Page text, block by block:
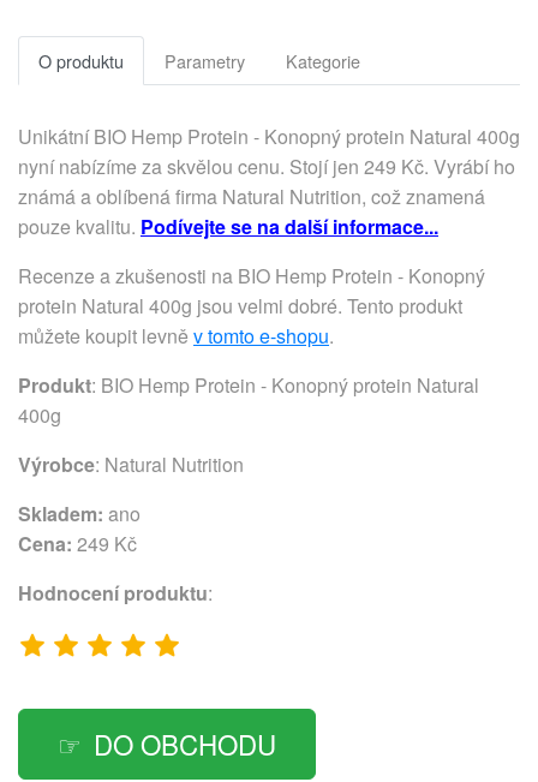
O produktu Parametry Kategorie
Unikátní BIO Hemp Protein - Konopný protein Natural 400g
nyní nabízíme za skvělou cenu. Stojí jen 249 Kč. Vyrábí ho
známá a oblíbená firma Natural Nutrition, což znamená
pouze kvalitu. Podívejte se na další informace...
Recenze a zkušenosti na BIO Hemp Protein - Konopný
protein Natural 400g jsou velmi dobré. Tento produkt
můžete koupit levně v tomto e-shopu.
Produkt: BIO Hemp Protein - Konopný protein Natural
400g
Výrobce: Natural Nutrition
Skladem: ano
Cena: 249 Kč
Hodnocení produktu:
DO OBCHODU